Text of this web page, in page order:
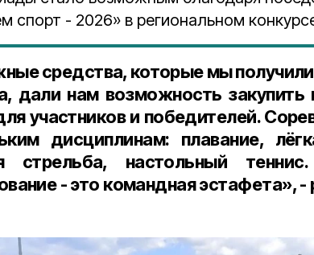
спорт - 2026» в региональном
средства, которые мы
дали нам возможность закупить
участников и победителей.
дисциплинам: плавание,
стрельба, настольный
- это командная эстафета»,